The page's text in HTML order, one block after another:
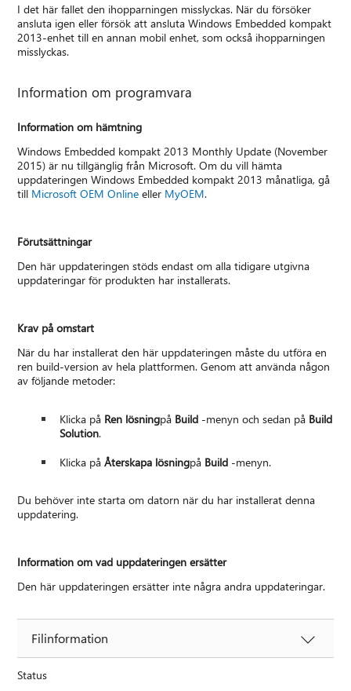
I det här fallet den ihopparningen misslyckas. När du försöker
ansluta igen eller försök att ansluta Windows Embedded kompakt
2013-enhet till en annan mobil enhet, som också ihopparningen
misslyckas.
Information om programvara
Information om hämtning
Windows Embedded kompakt 2013 Monthly Update (November
2015) är nu tillgänglig från Microsoft. Om du vill hämta
uppdateringen Windows Embedded kompakt 2013 månatliga, gå
till Microsoft OEM Online eller MyOEM.
Förutsättningar
Den här uppdateringen stöds endast om alla tidigare utgivna
uppdateringar för produkten har installerats.
Krav på omstart
När du har installerat den här uppdateringen måste du utföra en
ren build-version av hela plattformen. Genom att använda någon
av följande metoder:
Klicka på Ren lösningpå Build -menyn och sedan på Build
Solution.
Klicka påÅterskapa lösningpå Build -menyn.
Du behöver inte starta om datorn när du har installerat denna
uppdatering.
Information om vad uppdateringen ersätter
Den här uppdateringen ersätter inte några andra uppdateringar.
Filinformation
Status